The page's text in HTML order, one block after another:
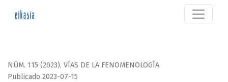
NÚM. 115 (2023), VÍAS DE LA FENOMENOLOGÍA
Publicado 2023-07-15